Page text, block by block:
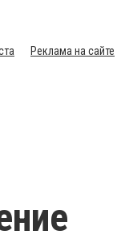
Реклама на сайте